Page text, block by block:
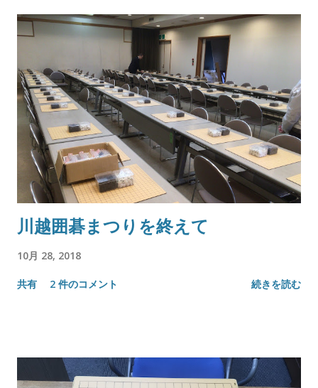
川越囲碁まつりを終えて
10月 28, 2018
共有 2 件のコメント 続きを読む